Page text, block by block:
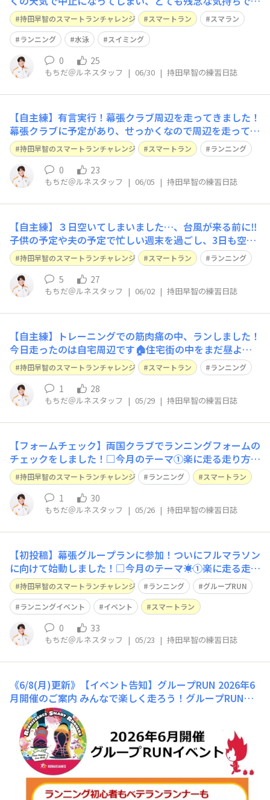
す...隅田川のナイトランとても楽しみにしていたので、い
つかリベンジしたいです(^^)/台風も過ぎ、日曜日にお休
みの日だったこともあって時間を気にせずロングランして
きました。平日はどうしても時間を気
持田早智のスマートランチャレンジ スマートラン
スマラン
ランニング
水泳 スイミング
0 25
もちだ＠ルネスタッフ | 06/30 | 持田早智の練習日誌
【自主練】有言実行！幕張クラブ周辺を走ってきました！​
幕張クラブに予定があり、せっかくなので周辺を走ってき
ました！前回の練習日誌で明後日走るぞ！と宣言したおか
げで、走りだすことができました！気温も少し抑えめで走
りやすい気候でした□今日のトレーニング（ 実施時間、
走った距離・時間、場所、ペースなど）時
持田早智のスマートランチャレンジ スマートラン ランニング
0 23
もちだ＠ルネスタッフ | 06/05 | 持田早智の練習日誌
【自主練】３日空いてしまいました…、台風が来る前に‼
子供の予定や夫の予定で忙しい週末を過ごし、3日も空い
てしまいました…暑さも強くなってきて外に出るのが億劫
になってきましたね今日は台風の前ということもあり風も
強く、3日ぶりではありますがそんな中走りに行った自分
を褒めたいと思います！最近はフルマラソン
持田早智のスマートランチャレンジ スマートラン ランニング
5 27
もちだ＠ルネスタッフ | 06/02 | 持田早智の練習日誌
【自主練】トレーニングでの筋肉痛の中、ランしました！
今日走ったのは自宅周辺です🏠住宅街の中をまだ昼より
は涼しさの残る中走りました🏃‍♀️りょうさんに教えていた
だいたトレーニングの筋肉痛がありながらのランだったの
で、走りたくない気持ちを少し抱えながら走り出しました
💭皆さんは気分が乗らない時ってどうやっ
持田早智のスマートランチャレンジ スマートラン ランニング
1 28
もちだ＠ルネスタッフ | 05/29 | 持田早智の練習日誌
【フォームチェック】両国クラブでランニングフォームの
チェックをしました！□今月のテーマ①楽に走る走り方を
見つける②ランニングを習慣にする□今日のトレーニング
（ 実施時間、走った距離・時間、場所、ペースなど）ラ
ンニングフォームの確認・改善ルネサンス両国クラブ□今
日の気づき 自分が思ったよりす
持田早智のスマートランチャレンジ ランニング スマートラン
1 30
もちだ＠ルネスタッフ | 05/26 | 持田早智の練習日誌
【初投稿】幕張グループランに参加！ついにフルマラソン
に向けて始動しました！□今月のテーマ☀️①楽に走る走り
方を見つける②ランニングを習慣にする□今日のトレーニ
ング🏃🏼‍♀️（ 実施時間、走った距離・時間、場所、ペース
など）グループRUNイベント ～幕張・稲毛シーサイド
ランニングコース～🌊🌞時間：約9
持田早智のスマートランチャレンジ ランニング
グループRUN
ランニングイベント
イベント スマートラン
0 33
もちだ＠ルネスタッフ | 05/23 | 持田早智の練習日誌
《6/8(月)更新》【イベント告知】グループRUN 2026年6
月開催のご案内 みんなで楽しく走ろう！グループRUNイ
ベント🏃‍♀️💨梅雨の晴れ間のRUNで心も体も爽やかに！🌿
✨6月も『グループRUNイベント』を各地で開催します🏃‍♂️
🏃‍♀️💨グループRUNは、それぞれの走力に合わせて無理な
く楽しめる"ファンラン"イベント🌈美しい景色を眺めた
り、仲間との会話を楽しみながら走れ